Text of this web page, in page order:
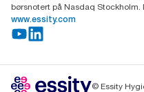
børsnotert på Nasdaq Stockholm.
www.essity.com
© Essity